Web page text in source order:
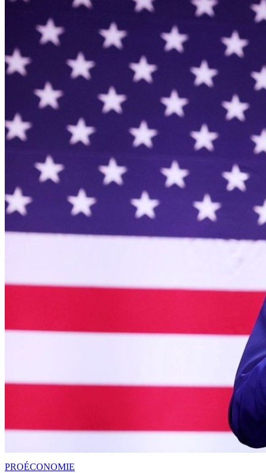
PROÉCONOMIE